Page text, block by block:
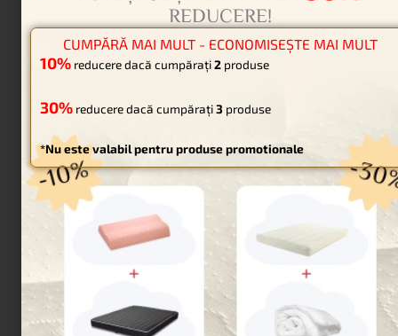
DAMASC ÎNLOCUIBIL
Damascul înlocuibil este ușor de întreținut deoarece
poate fi spălat la mașină. Poate fi comandat separat
pentru înlocuire interioară sau uzură. Fabricat din
damasc dublu tratat premium – hidrofug și ignifug.
ALEGERE DIN 12 CULORI